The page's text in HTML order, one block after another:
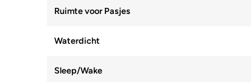
Ruimte voor Pasjes
Waterdicht
Sleep/Wake